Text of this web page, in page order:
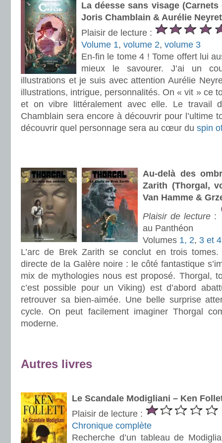
La déesse sans visage
Joris Chamblain & Aurélie Neyret
Plaisir de lecture :
Volume 1, volume 2, volume 3
En-fin le tome 4 ! Tome offert lui
mieux le savourer. J’ai un
illustrations et je suis avec attention Aurélie
illustrations, intrigue, personnalités. On « vit » ce
et on vibre littéralement avec elle. Le travail
Chamblain sera encore à découvrir pour l’ultime
découvrir quel personnage sera au cœur du spin
Au-delà des
Zarith (Thorgal,
Van Hamme &
Plaisir de lecture :
au Panthéon
Volumes 1, 2, 3 et 4
L’arc de Brek Zarith se conclut en trois tomes.
directe de la Galère noire : le côté fantastique
mix de mythologies nous est proposé. Thorgal,
c’est possible pour un Viking) est d’abord
retrouver sa bien-aimée. Une belle surprise
cycle. On peut facilement imaginer Thorgal
moderne.
Autres livres
Le Scandale Modigliani – Ken
Plaisir de lecture :
Chronique complète
Recherche d’un tableau de